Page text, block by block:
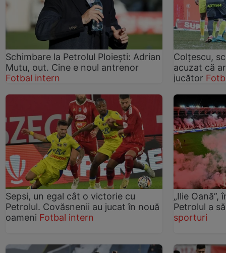
Schimbare la Petrolul Ploiești: Adrian
Mutu, out. Cine e noul antrenor
Fotbal intern
Colțescu,
acuzat că
jucător
Sepsi, un egal cât o victorie cu
Petrolul. Covăsnenii au jucat în nouă
oameni Fotbal intern
„Ilie
Petrolul a
sporturi